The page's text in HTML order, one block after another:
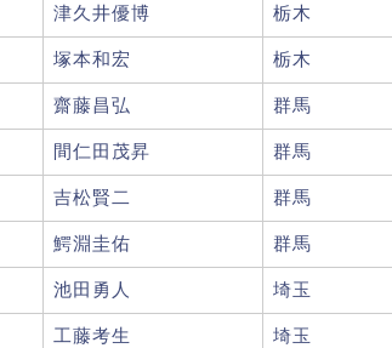
津久井優博 栃木
塚本和宏 栃木
齋藤昌弘 群馬
間仁田茂昇 群馬
吉松賢二 群馬
鰐淵圭佑 群馬
池田勇人 埼玉
工藤考生 埼玉